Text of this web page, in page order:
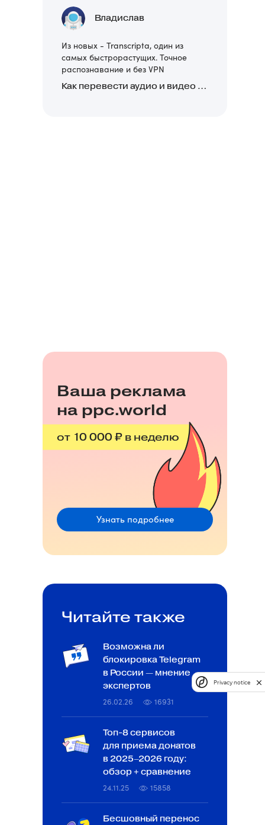
Владислав
Из новых - Transcripta, один из
самых быстрорастущих. Точное
распознавание и без VPN
Как перевести аудио и видео в текст: обзор 24 нейросетей, программ и сервисов для транскрибации
Ваша реклама
на ppc.world
от 10 000 ₽ в неделю
Узнать подробнее
Читайте также
Возможна ли
блокировка Telegram
в России — мнение
экспертов
26.02.26 16931
Топ-8 сервисов
для приема донатов
в 2025–2026 году:
обзор + сравнение
24.11.25 15858
Бесшовный перенос
Privacy notice